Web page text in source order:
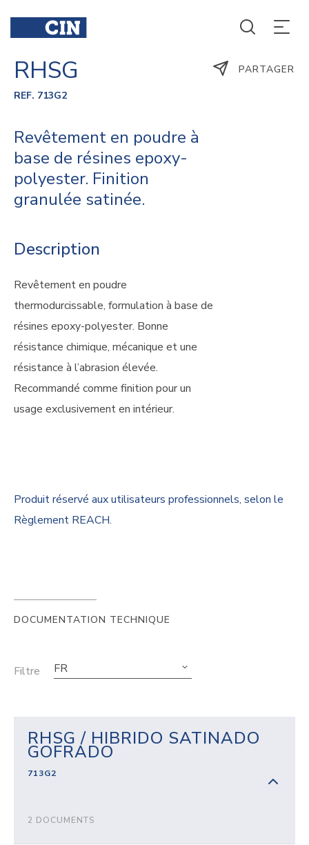
RHSG
REF. 713G2
Revêtement en poudre à
base de résines epoxy-
polyester. Finition
granulée satinée.
Description
Revêtement en poudre
thermodurcissable, formulation à base de
résines epoxy-polyester. Bonne
résistance chimique, mécanique et une
résistance à l’abrasion élevée.
Recommandé comme finition pour un
usage exclusivement en intérieur.
PARTAGER
Produit réservé aux utilisateurs professionnels, selon le
Règlement REACH.
DOCUMENTATION TECHNIQUE
Filtre FR
RHSG / HIBRIDO SATINADO
GOFRADO
713G2
2 DOCUMENTS